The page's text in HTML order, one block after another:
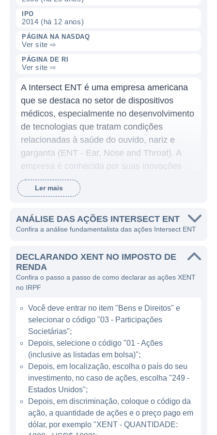
IPO
2014 (há 12 anos)
PÁGINA NA NASDAQ
Ver site ⇨
PÁGINA DE RI
Ver site ⇨
A Intersect ENT é uma empresa americana
que se destaca no setor de dispositivos
médicos, especialmente no desenvolvimento
de tecnologias que tratam condições
relacionadas à saúde do ouvido, nariz e
garganta (ENT - Ear, Nose and Throat). A
empresa é conhecida por suas inovações
que visam melhorar a qualidade de vida dos
pacientes, oferecendo soluções
sinusite e outras doenças nasossinusais,
assim como também para problemas
A principal linha de produtos da Intersect
ENT é o dispositivo chamado Propel, que é
um implante intranasal projetado para ser
utilizado após cirurgias nasais. Este
dispositivo libera corticosteroides para ajudar
na recuperação e prevenir a recorrência de
pólipos nasais e outras condições comuns
nasossinusais. A empresa foca em criar
dispositivos que não apenas tratem os
sintomas, mas que também promovam
resultados duradouros e eficazes,
beneficiando tanto pacientes quanto
profissionais de saúde.
Ler mais
ANÁLISE DAS AÇÕES INTERSECT ENT
Confira a análise fundamentalista das ações Intersect ENT
DECLARANDO XENT NO IMPOSTO DE
RENDA
Confira o passo a passo de como declarar as ações XENT
no IRPF
Você deve entrar no item "Bens e Direitos" e
selecionar o código "03 - Participações
Societárias";
Depois, selecione o código "01 - Ações
(inclusive as listadas em bolsa)";
Depois, em localização, escolha o país do seu
investimento, no caso de ações, escolha "249 -
Estados Unidos";
Depois, em discriminação, coloque o código da
ação, a quantidade de ações e o preço pago em
dólar, por exemplo "XENT - QUANTIDADE: